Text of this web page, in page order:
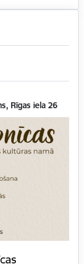
Rīgas iela 26